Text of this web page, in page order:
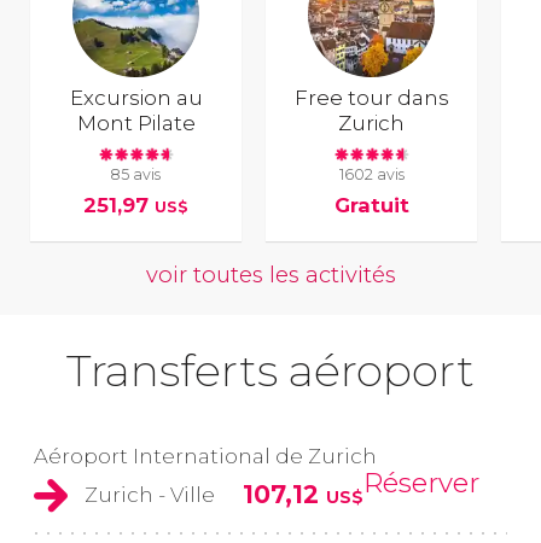
Excursion au
Mont Pilate
85 avis
251,97 US$
Free tour dans
Zurich
1602 avis
Gratuit
voir toutes les activités
Transferts aéroport
Aéroport International de Zurich
Zurich - Ville
107,12 US$Réserver